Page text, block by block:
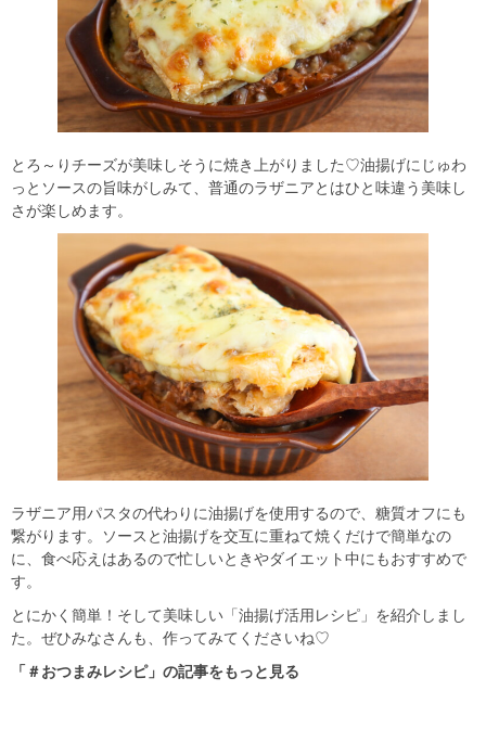
とろ～りチーズが美味しそうに焼き上がりました♡油揚げにじゅわ
っとソースの旨味がしみて、普通のラザニアとはひと味違う美味し
さが楽しめます。
ラザニア用パスタの代わりに油揚げを使用するので、糖質オフにも
繋がります。ソースと油揚げを交互に重ねて焼くだけで簡単なの
に、食べ応えはあるので忙しいときやダイエット中にもおすすめで
す。
とにかく簡単！そして美味しい「油揚げ活用レシピ」を紹介しまし
た。ぜひみなさんも、作ってみてくださいね♡
「＃おつまみレシピ」の記事をもっと見る